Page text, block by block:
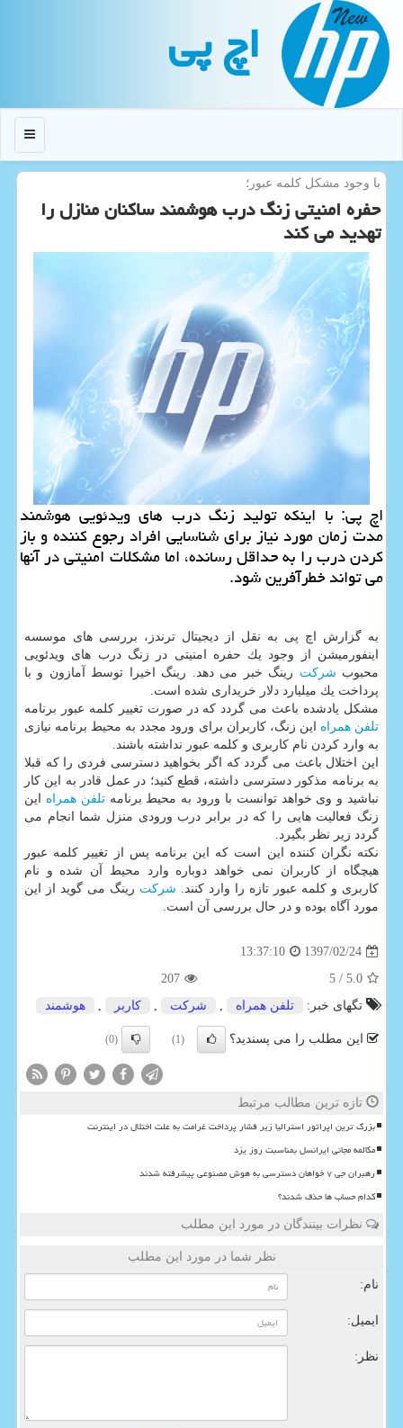
اچ پی
منو
با وجود مشكل كلمه عبور؛
حفره امنیتی زنگ درب هوشمند ساكنان منازل را
تهدید می كند
اچ پی: با اینكه تولید زنگ درب های ویدئویی هوشمند
مدت زمان مورد نیاز برای شناسایی افراد رجوع كننده و باز
كردن درب را به حداقل رسانده، اما مشكلات امنیتی در آنها
می تواند خطرآفرین شود.
به گزارش اچ پی به نقل از دیجیتال ترندز، بررسی های موسسه
اینفورمیشن از وجود یك حفره امنیتی در زنگ درب های ویدئویی
محبوب شركت رینگ خبر می دهد. رینگ اخیرا توسط آمازون و با
پرداخت یك میلیارد دلار خریداری شده است.
مشكل یادشده باعث می گردد كه در صورت تغییر كلمه عبور برنامه
تلفن همراه این زنگ، كاربران برای ورود مجدد به محیط برنامه نیازی
به وارد كردن نام كاربری و كلمه عبور نداشته باشند.
این اختلال باعث می گردد كه اگر بخواهید دسترسی فردی را كه قبلا
به برنامه مذكور دسترسی داشته، قطع كنید؛ در عمل قادر به این كار
نباشید و وی خواهد توانست با ورود به محیط برنامهتلفن همراه این
زنگ فعالیت هایی را كه در برابر درب ورودی منزل شما انجام می
گردد زیر نظر بگیرد.
نكته نگران كننده این است كه این برنامه پس از تغییر كلمه عبور
هیچگاه از كاربران نمی خواهد دوباره وارد محیط آن شده و نام
كاربری و كلمه عبور تازه را وارد كنند. شركت رینگ می گوید از این
مورد آگاه بوده و در حال بررسی آن است.
1397/02/24
13:37:10
5.0
/ 5
207
تگهای خبر:
تلفن همراه , شركت , كاربر , هوشمند
این مطلب را می پسندید؟ (1)
(0)
تازه ترین مطالب مرتبط
بزرگ ترین اپراتور استرالیا زیر فشار پرداخت غرامت به علت اختلال در اینترنت
مکالمه مجانی ایرانسل بمناسبت روز یزد
رهبران جی ۷ خواهان دسترسی به هوش مصنوعی پیشرفته شدند
کدام حساب ها حذف شدند؟
نظرات بینندگان در مورد این مطلب
نظر شما در مورد این مطلب
نام:
ایمیل:
نظر: